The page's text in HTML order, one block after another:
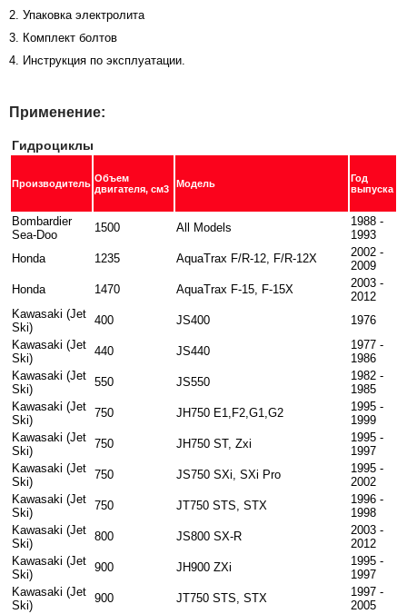
2. Упаковка электролита
3. Комплект болтов
4. Инструкция по эксплуатации.
Применение:
Гидроциклы
Производитель Объем
двигателя, см3
Модель
Год
выпуска
Bombardier
Sea-Doo
1500 All Models
1988 -
1993
Honda
1235 AquaTrax F/R-12, F/R-12X
2002 -
2009
Honda
1470 AquaTrax F-15, F-15X
2003 -
2012
Kawasaki (Jet
Ski)
400 JS400
1976
Kawasaki (Jet
Ski)
440 JS440
1977 -
1986
Kawasaki (Jet
Ski)
550 JS550
1982 -
1985
Kawasaki (Jet
Ski)
750 JH750 E1,F2,G1,G2
1995 -
1999
Kawasaki (Jet
Ski)
750 JH750 ST, Zxi
1995 -
1997
Kawasaki (Jet
Ski)
750 JS750 SXi, SXi Pro
1995 -
2002
Kawasaki (Jet
Ski)
750 JT750 STS, STX
1996 -
1998
Kawasaki (Jet
Ski)
800 JS800 SX-R
2003 -
2012
Kawasaki (Jet
Ski)
900 JH900 ZXi
1995 -
1997
Kawasaki (Jet
Ski)
900 JT750 STS, STX
1997 -
2005